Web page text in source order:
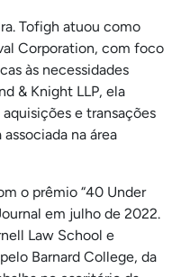
Tofigh atuou como
Corporation, com foco
às necessidades
& Knight LLP, ela
e transações
na área
o prêmio “40 Under
em julho de 2022.
Law School e
Barnard College, da